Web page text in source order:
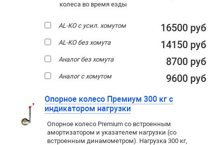
колеса во время езды
AL-KO с усил. хомутом 16500 руб
AL-KO без хомута 14150 руб
Аналог без хомута 8700 руб
Аналог с хомутом 9600 руб
Опорное колесо Премиум 300 кг с
индикатором нагрузки
Опорное колесо Premium со встроенным
амортизатором и указателем нагрузки (со
встроенным динамометром). Нагрузка 300 кг,